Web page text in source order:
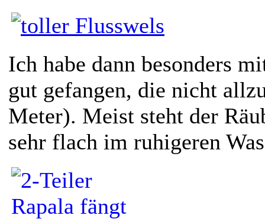
Ich habe dann besonders
gut gefangen, die nicht
Meter). Meist steht der
sehr flach im ruhigeren